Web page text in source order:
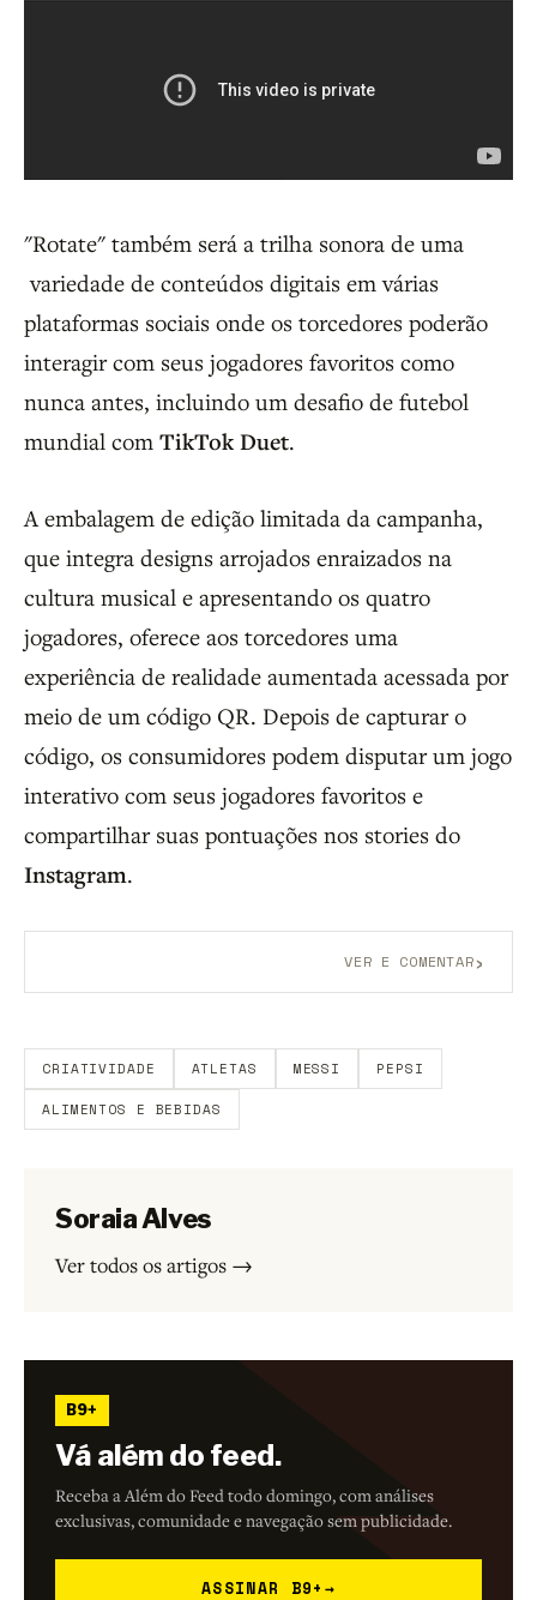
"Rotate" também será a trilha sonora de uma
variedade de conteúdos digitais em várias
plataformas sociais onde os torcedores poderão
interagir com seus jogadores favoritos como
nunca antes, incluindo um desafio de futebol
mundial com TikTok Duet.
A embalagem de edição limitada da campanha,
que integra designs arrojados enraizados na
cultura musical e apresentando os quatro
jogadores, oferece aos torcedores uma
experiência de realidade aumentada acessada por
meio de um código QR. Depois de capturar o
código, os consumidores podem disputar um jogo
interativo com seus jogadores favoritos e
compartilhar suas pontuações nos stories do
Instagram.
VER E COMENTAR›
CRIATIVIDADE ATLETAS MESSI PEPSI
ALIMENTOS E BEBIDAS
Soraia Alves
Ver todos os artigos →
B9+
Vá além do feed.
Receba a Além do Feed todo domingo, com análises
exclusivas, comunidade e navegação sem publicidade.
ASSINAR B9+ →